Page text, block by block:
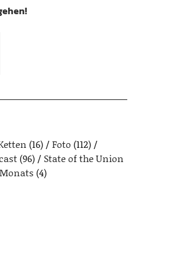
(16) Foto (112)
(96)
State of the Union
(4)